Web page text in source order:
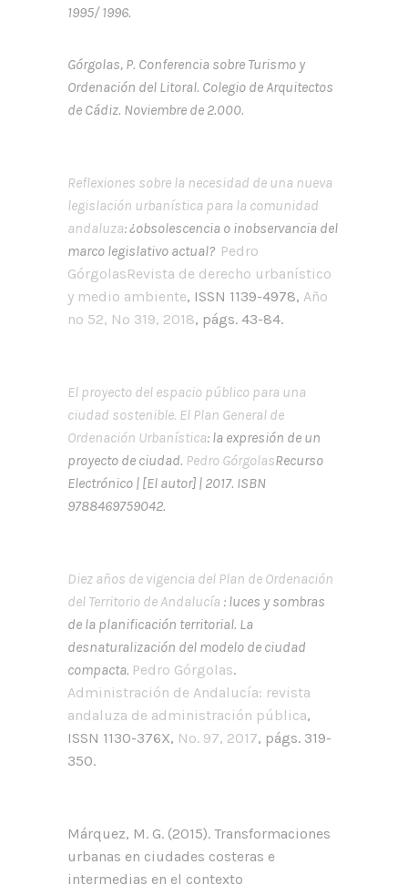
1995/ 1996.
Górgolas, P. Conferencia sobre Turismo y
Ordenación del Litoral. Colegio de Arquitectos
de Cádiz. Noviembre de 2.000.
Reflexiones sobre la necesidad de una nueva
legislación urbanística para la comunidad
andaluza: ¿obsolescencia o inobservancia del
marco legislativo actual? Pedro
GórgolasRevista de derecho urbanístico
y medio ambiente, ISSN 1139-4978, Año
nº 52, Nº 319, 2018, págs. 43-84.
El proyecto del espacio público para una
ciudad sostenible. El Plan General de
Ordenación Urbanística: la expresión de un
proyecto de ciudad. Pedro GórgolasRecurso
Electrónico | [El autor] | 2017. ISBN
9788469759042.
Diez años de vigencia del Plan de Ordenación
del Territorio de Andalucía : luces y sombras
de la planificación territorial. La
desnaturalización del modelo de ciudad
compacta. Pedro Górgolas.
Administración de Andalucía: revista
andaluza de administración pública,
ISSN 1130-376X, Nº. 97, 2017, págs. 319-
350.
Márquez, M. G. (2015). Transformaciones
urbanas en ciudades costeras e
intermedias en el contexto